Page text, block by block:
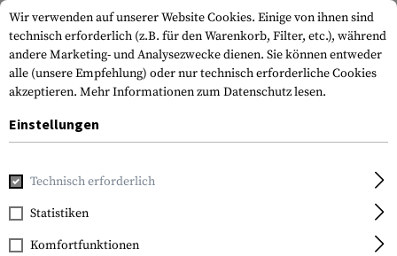
Home Ausrüstung
FILTER
Wir verwenden auf unserer Website Cookies. Einige von ihnen sind
technisch erforderlich (z.B. für den Warenkorb, Filter, etc.), während
andere Marketing- und Analysezwecke dienen. Sie können entweder
alle (unsere Empfehlung) oder nur technisch erforderliche Cookies
akzeptieren. Mehr Informationen zum Datenschutz lesen.
Einstellungen
Technisch erforderlich
Statistiken
Komfortfunktionen